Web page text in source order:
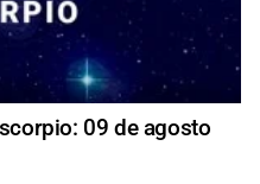
09 de agosto